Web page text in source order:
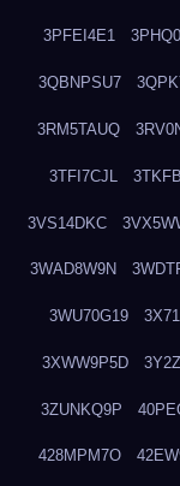
3PFEI4E1
3QBNPSU7
3RM5TAUQ
3TFI7CJL
3VS14DKC
3WAD8W9N
3WU70G19
3XWW9P5D
3ZUNKQ9P
428MPM7O